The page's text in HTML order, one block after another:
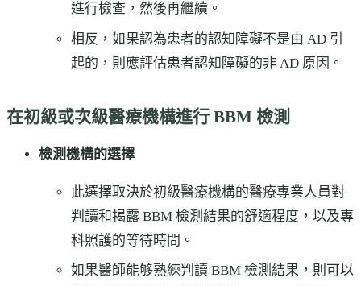
進行檢查，然後再繼續。
相反，如果認為患者的認知障礙不是由 AD 引
起的，則應評估患者認知障礙的非 AD 原因。
在初級或次級醫療機構進行 BBM 檢測
檢測機構的選擇
此選擇取決於初級醫療機構的醫療專業人員對
判讀和揭露 BBM 檢測結果的舒適程度，以及專
科照護的等待時間。
如果醫師能够熟練判讀 BBM 檢測結果，則可以